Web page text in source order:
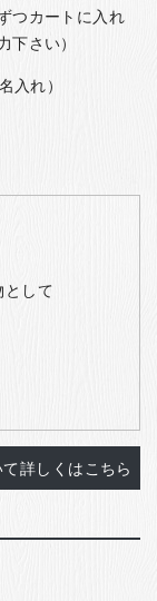
つカートに入れ
下さい）
入れ）
として
詳しくはこちら